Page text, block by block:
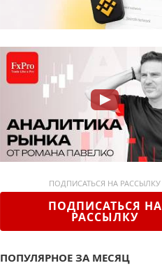
ПОДПИСАТЬСЯ НА РАССЫЛКУ
ПОДПИСАТЬСЯ НА
РАССЫЛКУ
ПОПУЛЯРНОЕ ЗА МЕСЯЦ